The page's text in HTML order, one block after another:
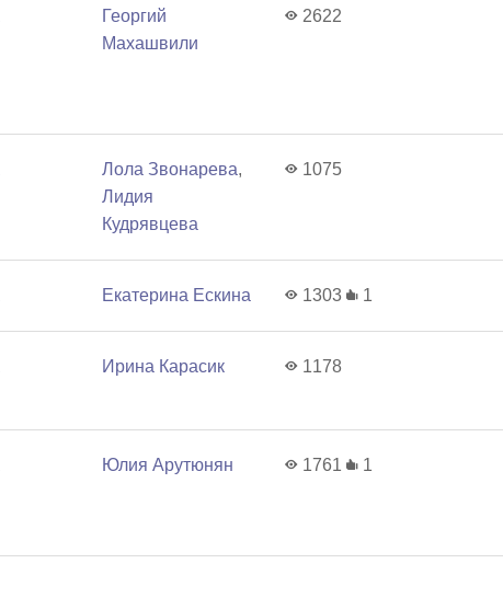
Георгий
Махашвили
2622
Лола Звонарева,
Лидия
Кудрявцева
1075
Екатерина Ескина 1303 1
Ирина Карасик 1178
Юлия Арутюнян 1761 1